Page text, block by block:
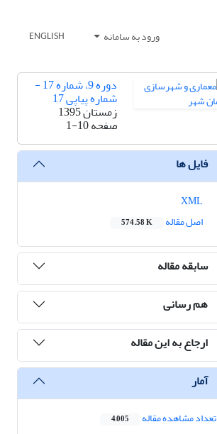
ورود به سامانه ENGLISH
دوره 9، شماره 17 -
شماره پیاپی 17
زمستان 1395
صفحه1-10
فایل ها
اصل مقاله
574.58 K
سابقه مقاله
هم رسانی
ارجاع به این مقاله
آمار
تعداد مشاهده مقاله 4,005